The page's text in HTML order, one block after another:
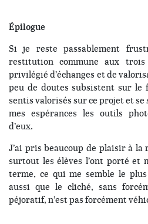
Épilogue
Si je reste passablement
restitution commune aux trois
privilégié d’échanges et de
peu de doutes subsistent sur le
sentis valorisés sur ce projet et
mes espérances les outils
d’eux.
J’ai pris beaucoup de plaisir à
surtout les élèves l’ont porté et
terme, ce qui me semble le
aussi que le cliché, sans
péjoratif, n’est pas forcément